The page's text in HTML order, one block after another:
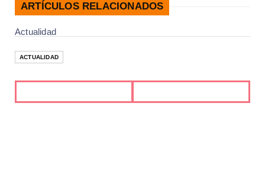
ARTÍCULOS RELACIONADOS
Actualidad
ACTUALIDAD